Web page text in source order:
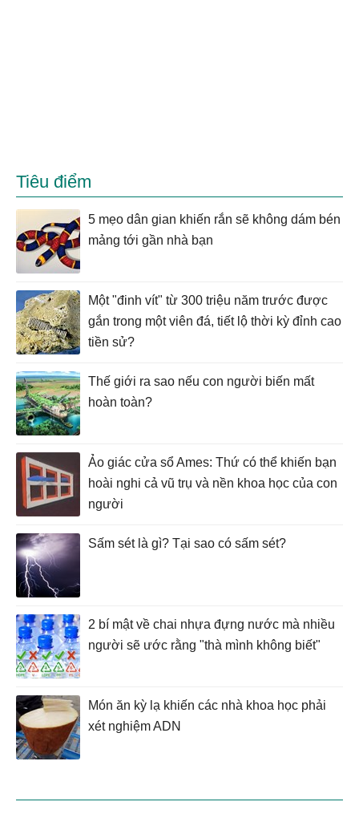
Tiêu điểm
5 mẹo dân gian khiến rắn sẽ không dám bén
mảng tới gần nhà bạn
Một "đinh vít" từ 300 triệu năm trước được
gắn trong một viên đá, tiết lộ thời kỳ đỉnh cao
tiền sử?
Thế giới ra sao nếu con người biến mất
hoàn toàn?
Ảo giác cửa sổ Ames: Thứ có thể khiến bạn
hoài nghi cả vũ trụ và nền khoa học của con
người
Sấm sét là gì? Tại sao có sấm sét?
2 bí mật về chai nhựa đựng nước mà nhiều
người sẽ ước rằng "thà mình không biết"
Món ăn kỳ lạ khiến các nhà khoa học phải
xét nghiệm ADN